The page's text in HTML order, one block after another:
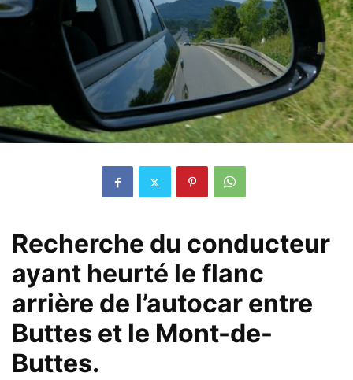
Recherche du conducteur
ayant heurté le flanc
arrière de l’autocar entre
Buttes et le Mont-de-
Buttes.